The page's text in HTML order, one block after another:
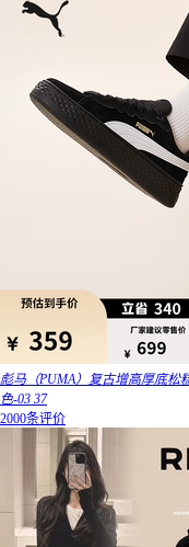
彪马（PUMA）复古增高厚底松
色-03 37
2000条评价